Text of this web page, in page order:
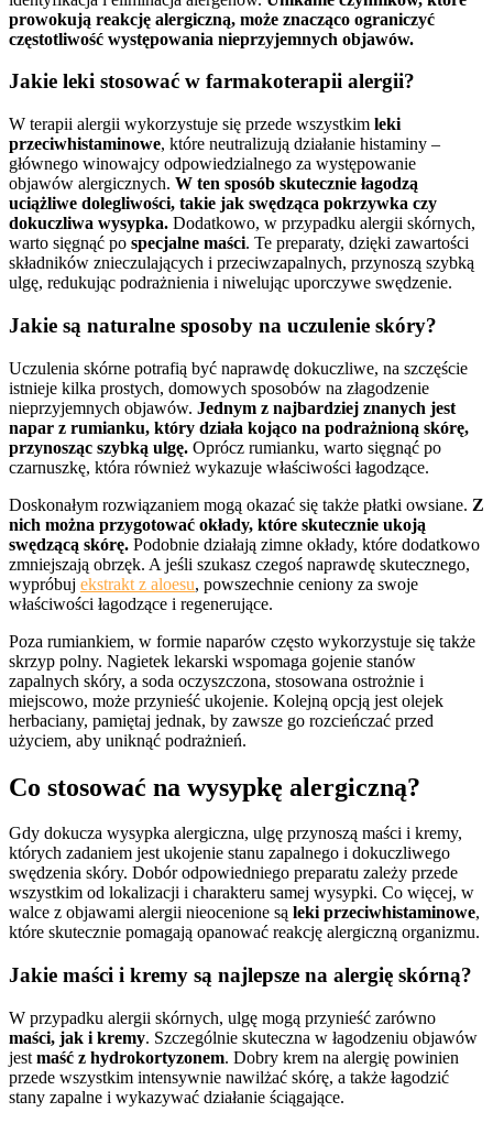
prowokują reakcję alergiczną, może znacząco ograniczyć
częstotliwość występowania nieprzyjemnych objawów.
Jakie leki stosować w farmakoterapii alergii?
W terapii alergii wykorzystuje się przede wszystkim leki
przeciwhistaminowe, które neutralizują działanie histaminy –
głównego winowajcy odpowiedzialnego za występowanie
objawów alergicznych. W ten sposób skutecznie łagodzą
uciążliwe dolegliwości, takie jak swędząca pokrzywka czy
dokuczliwa wysypka. Dodatkowo, w przypadku alergii skórnych,
warto sięgnąć po specjalne maści. Te preparaty, dzięki zawartości
składników znieczulających i przeciwzapalnych, przynoszą szybką
ulgę, redukując podrażnienia i niwelując uporczywe swędzenie.
Jakie są naturalne sposoby na uczulenie skóry?
Uczulenia skórne potrafią być naprawdę dokuczliwe, na szczęście
istnieje kilka prostych, domowych sposobów na złagodzenie
nieprzyjemnych objawów. Jednym z najbardziej znanych jest
napar z rumianku, który działa kojąco na podrażnioną skórę,
przynosząc szybką ulgę. Oprócz rumianku, warto sięgnąć po
czarnuszkę, która również wykazuje właściwości łagodzące.
Doskonałym rozwiązaniem mogą okazać się także płatki owsiane. Z
nich można przygotować okłady, które skutecznie ukoją
swędzącą skórę. Podobnie działają zimne okłady, które dodatkowo
zmniejszają obrzęk. A jeśli szukasz czegoś naprawdę skutecznego,
wypróbuj ekstrakt z aloesu, powszechnie ceniony za swoje
właściwości łagodzące i regenerujące.
Poza rumiankiem, w formie naparów często wykorzystuje się także
skrzyp polny. Nagietek lekarski wspomaga gojenie stanów
zapalnych skóry, a soda oczyszczona, stosowana ostrożnie i
miejscowo, może przynieść ukojenie. Kolejną opcją jest olejek
herbaciany, pamiętaj jednak, by zawsze go rozcieńczać przed
użyciem, aby uniknąć podrażnień.
Co stosować na wysypkę alergiczną?
Gdy dokucza wysypka alergiczna, ulgę przynoszą maści i kremy,
których zadaniem jest ukojenie stanu zapalnego i dokuczliwego
swędzenia skóry. Dobór odpowiedniego preparatu zależy przede
wszystkim od lokalizacji i charakteru samej wysypki. Co więcej, w
walce z objawami alergii nieocenione są leki przeciwhistaminowe,
które skutecznie pomagają opanować reakcję alergiczną organizmu.
Jakie maści i kremy są najlepsze na alergię skórną?
W przypadku alergii skórnych, ulgę mogą przynieść zarówno
maści, jak i kremy. Szczególnie skuteczna w łagodzeniu objawów
jest maść z hydrokortyzonem. Dobry krem na alergię powinien
przede wszystkim intensywnie nawilżać skórę, a także łagodzić
stany zapalne i wykazywać działanie ściągające.